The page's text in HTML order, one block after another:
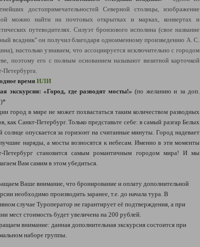
достопримечательностей Северной столицы, изображение
можно найти на почтовых открытках и марках, конвертах и
путеводителях. Силуэт бронзового исполина (свое название
всадник" он получил благодаря одноименному произведению А. С.
настолько узнаваем, что ассоциируется исключительно с городом
поэтому его с полным основанием называют визитной карточкой
Петербурга.
время ИЛИ
экскурсия: «Город, где разводят мосты!» (по желанию и за доп.
город в мире не может похвастаться таким количеством разводных
как Санкт-Петербург. Только представьте себе: в самый разгар Белых
солнце опускается за горизонт на считанные минуты. Город надевает
наряды, а мосты возносятся к небесам. Именно в эти моменты
Петербург становится самым романтичным городом мира! И мы
Вам самим в этом убедиться.
Ваше внимание, что бронирование и оплату дополнительной
необходимо производить заранее, т.е. до начала тура. В
случае Туроператор не гарантирует её подтверждения, а при
мест стоимость будет увеличена на 200 рублей.
внимание: данная дополнительная экскурсия состоится при
наборе группы.